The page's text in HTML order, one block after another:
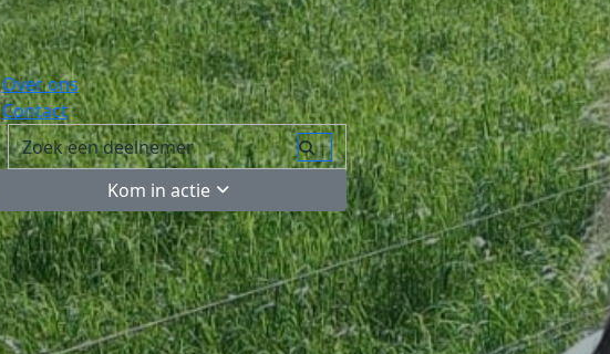
Over ons
Contact
Kom in actie